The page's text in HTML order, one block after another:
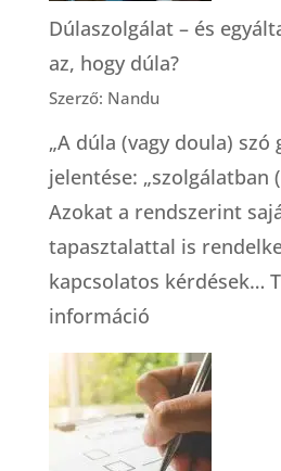
Dúlaszolgálat – és
az, hogy dúla?
Szerző: Nandu
„A dúla (vagy doula)
jelentése: „szolgálatban
Azokat a rendszerint
tapasztalattal is
kapcsolatos kérdések…
információ:
Dúlaszolgálat
–
és
egyáltalán,